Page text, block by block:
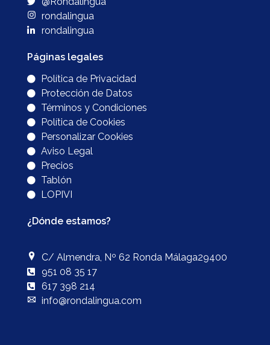
rondalingua
rondalingua
Páginas legales
Política de Privacidad
Protección de Datos
Términos y Condiciones
Política de Cookies
Personalizar Cookies
Aviso Legal
Precios
Tablón
LOPIVI
¿Dónde estamos?
C/ Almendra, Nº 62 Ronda Málaga29400
951 08 35 17
617 398 214
info@rondalingua.com